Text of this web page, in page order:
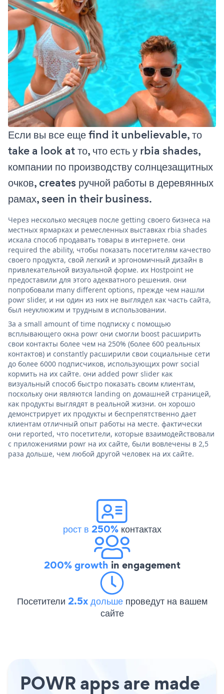
Если вы все еще find it unbelievable, то
take a look at то, что есть у rbia shades,
компании по производству солнцезащитных
очков, creates ручной работы в деревянных
рамах, seen in their business.
Через несколько месяцев после getting своего бизнеса на
местных ярмарках и ремесленных выставках rbia shades
искала способ продавать товары в интернете. они
required the ability, чтобы показать посетителям качество
своего продукта, свой легкий и эргономичный дизайн в
привлекательной визуальной форме. их Hostpoint не
предоставили для этого адекватного решения. они
попробовали many different options, прежде чем нашли
powr slider, и ни один из них не выглядел как часть сайта,
был неуклюжим и трудным в использовании.
За a small amount of time подписку с помощью
всплывающего окна powr они смогли boost расширить
свои контакты более чем на 250% (более 600 реальных
контактов) и constantly расширили свои социальные сети
до более 6000 подписчиков, использующих powr social
кормить на их сайте. они added powr slider как
визуальный способ быстро показать своим клиентам,
поскольку они являются landing on домашней страницей,
как продукты выглядят в реальной жизни. он хорошо
демонстрирует их продукты и беспрепятственно дает
клиентам отличный опыт работы на месте. фактически
они reported, что посетители, которые взаимодействовали
с приложениями powr на их сайте, были вовлечены в 2,5
раза дольше, чем любой другой человек на их сайте.
рост в 250%контактах
200% growth in engagement
Посетители 2.5x дольше проведут на вашем
сайте
POWR apps are made